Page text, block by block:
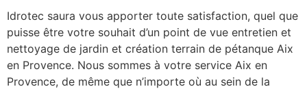
Idrotec saura vous apporter toute satisfaction, quel que
puisse être votre souhait d’un point de vue entretien et
nettoyage de jardin et création terrain de pétanque Aix
en Provence. Nous sommes à votre service Aix en
Provence, de même que n’importe où au sein de la